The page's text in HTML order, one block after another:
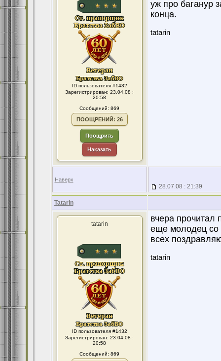
ID пользователя #1432
Зарегистрирован: 23.04.08 :
20:58
Сообщений: 869
ПООЩРЕНИЙ: 26
Поощрить
Наказать
уж про баганур
конца.
tatarin
Наверх
28.07.08 : 21:39
Tatarin
tatarin
ID пользователя #1432
Зарегистрирован: 23.04.08 :
20:58
Сообщений: 869
вчера прочитал
еще молодец со
всех
tatarin